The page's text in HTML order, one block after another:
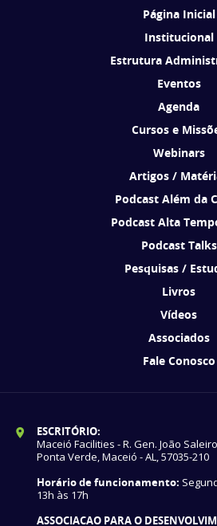
Página Inicial
Institucional
Estrutura
Eventos
Agenda
Cursos e
Webinars
Artigos /
Podcast Além da
Podcast Alta
Podcast Talks
Pesquisas /
Livros
Vídeos
Associados
Fale Conosco
ESCRITÓRIO:
Maceió Facilities - R. Gen. João
Ponta Verde, Maceió - AL, 57035-210
Horário de funcionamento:
13h às 17h
ASSOCIACAO PARA O